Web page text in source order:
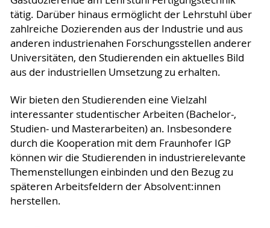
tätig. Darüber hinaus ermöglicht der Lehrstuhl über
zahlreiche Dozierenden aus der Industrie und aus
anderen industrienahen Forschungsstellen anderer
Universitäten, den Studierenden ein aktuelles Bild
aus der industriellen Umsetzung zu erhalten.
Wir bieten den Studierenden eine Vielzahl
interessanter studentischer Arbeiten (Bachelor-,
Studien- und Masterarbeiten) an. Insbesondere
durch die Kooperation mit dem Fraunhofer IGP
können wir die Studierenden in industrierelevante
Themenstellungen einbinden und den Bezug zu
späteren Arbeitsfeldern der Absolvent:innen
herstellen.